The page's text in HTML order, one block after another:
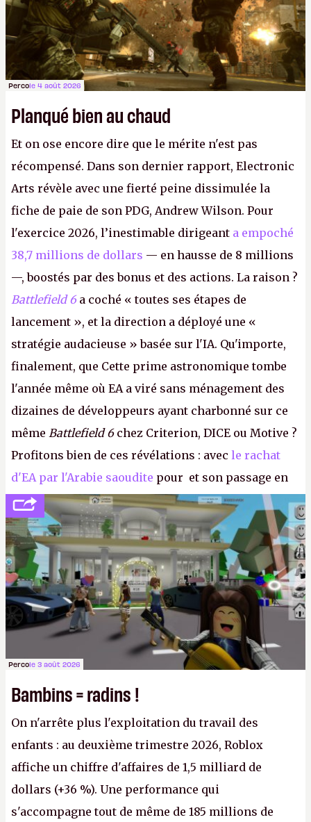
Percole 4 août 2026
Planqué bien au chaud
Et on ose encore dire que le mérite n'est pas
récompensé. Dans son dernier rapport, Electronic
Arts révèle avec une fierté peine dissimulée la
fiche de paie de son PDG, Andrew Wilson. Pour
l'exercice 2026, l’inestimable dirigeant a empoché
38,7 millions de dollars — en hausse de 8 millions
—, boostés par des bonus et des actions. La raison ?
Battlefield 6 a coché « toutes ses étapes de
lancement », et la direction a déployé une «
stratégie audacieuse » basée sur l'IA. Qu'importe,
finalement, que Cette prime astronomique tombe
l'année même où EA a viré sans ménagement des
dizaines de développeurs ayant charbonné sur ce
même Battlefield 6chez Criterion, DICE ou Motive ?
Profitons bien de ces révélations : avec le rachat
d'EA par l'Arabie saoudite pour et son passage en
société privée, l'éditeur n'aura bientôt plus
l'obligation de publier ses bilans. Encore une
victoire pour la transparence.P.
Percole 3 août 2026
Bambins = radins !
On n'arrête plus l'exploitation du travail des
enfants : au deuxième trimestre 2026, Roblox
affiche un chiffre d'affaires de 1,5 milliard de
dollars (+36 %). Une performance qui
s'accompagne tout de même de 185 millions de